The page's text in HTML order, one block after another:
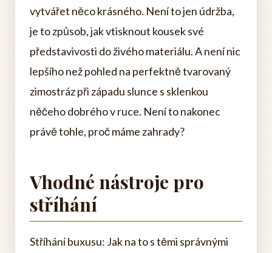
vytvářet něco krásného. Není to jen údržba,
je to způsob, jak vtisknout kousek své
představivosti do živého materiálu. A není nic
lepšího než pohled na perfektně tvarovaný
zimostráz při západu slunce s sklenkou
něčeho dobrého v ruce. Není to nakonec
právě tohle, proč máme zahrady?
Vhodné nástroje pro
stříhání
Stříhání buxusu: Jak na to s těmi správnými